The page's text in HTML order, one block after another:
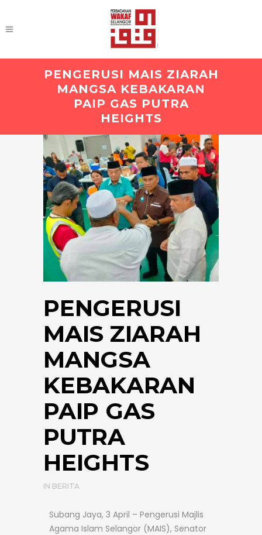
PENGERUSI MAIS ZIARAH
MANGSA KEBAKARAN
PAIP GAS PUTRA
HEIGHTS
PENGERUSI
MAIS ZIARAH
MANGSA
KEBAKARAN
PAIP GAS
PUTRA
HEIGHTS
IN BERITA
Subang Jaya, 3 April – Pengerusi Majlis
Agama Islam Selangor (MAIS), Senator